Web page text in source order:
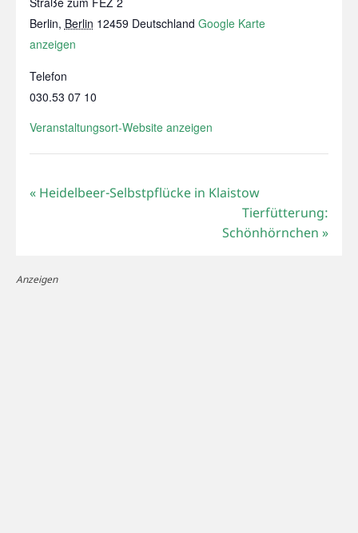
Berlin, Berlin 12459 Deutschland Google Karte
anzeigen
Telefon
030.53 07 10
Veranstaltungsort-Website anzeigen
«Heidelbeer-Selbstpflücke in Klaistow
Tierfütterung:
Schönhörnchen»
Anzeigen